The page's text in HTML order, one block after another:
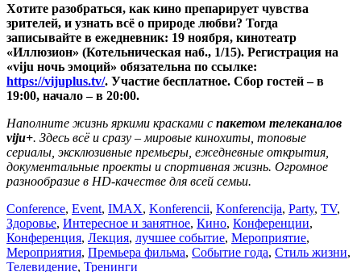
Хотите разобраться, как кино препарирует чувства
зрителей, и узнать всё о природе любви? Тогда
записывайте в ежедневник: 19 ноября, кинотеатр
«Иллюзион» (Котельническая наб., 1/15). Регистрация на
«viju ночь эмоций» обязательна по ссылке:
https://vijuplus.tv/. Участие бесплатное. Сбор гостей – в
19:00, начало – в 20:00.
Наполните жизнь яркими красками с пакетом телеканалов
viju+. Здесь всё и сразу – мировые кинохиты, топовые
сериалы, эксклюзивные премьеры, ежедневные открытия,
документальные проекты и спортивная жизнь. Огромное
разнообразие в HD-качестве для всей семьи.
Conference, Event, IMAX, Konferencii, Konferencija, Party, TV,
Здоровье, Интересное и занятное, Кино, Конференции,
Конференция, Лекция, лучшее событие, Мероприятие,
Мероприятия, Премьера фильма, Событие года, Стиль жизни,
Телевидение, Тренинги